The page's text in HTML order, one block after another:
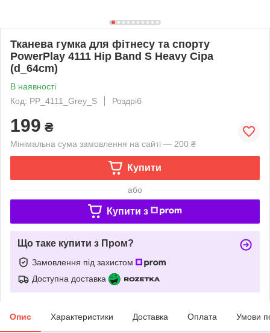
Тканева гумка для фітнесу та спорту
PowerPlay 4111 Hip Band S Heavy Сіра
(d_64cm)
В наявності
Код: PP_4111_Grey_S
Роздріб
199 ₴
Мінімальна сума замовлення на сайті — 200 ₴
Купити
або
Купити з
Що таке купити з Пром?
Замовлення під захистом
Доступна доставка
Опис Характеристики Доставка Оплата Умови